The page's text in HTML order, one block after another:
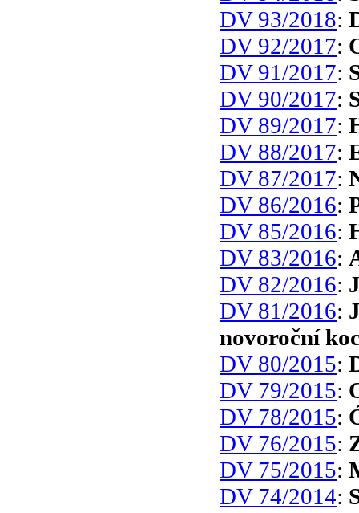
DV 93/2018:
DV 92/2017:
DV 91/2017:
DV 90/2017:
DV 89/2017:
DV 88/2017:
DV 87/2017:
DV 86/2016:
DV 85/2016:
DV 83/2016:
DV 82/2016:
DV 81/2016:
novoroční
DV 80/2015:
DV 79/2015:
DV 78/2015:
DV 76/2015:
DV 75/2015:
DV 74/2014: